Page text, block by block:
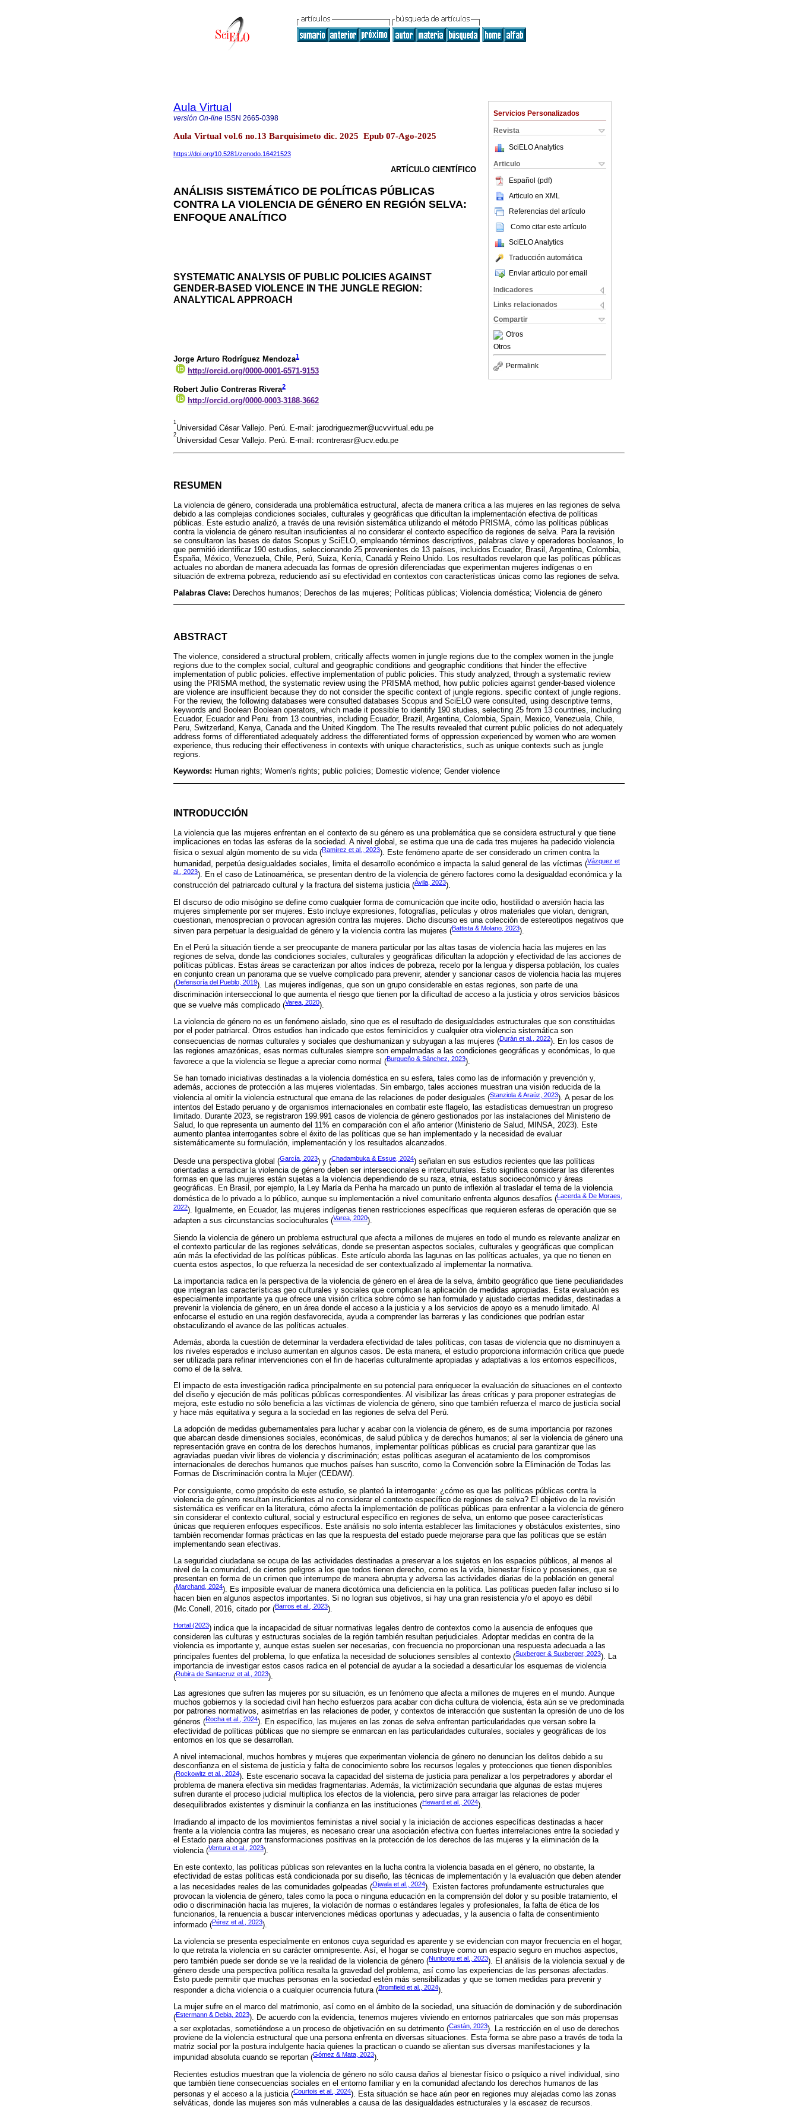
Servicios Personalizados
Revista
SciELO Analytics
Articulo
Español (pdf)
Articulo en XML
Referencias del artículo
Como citar este artículo
SciELO Analytics
Traducción automática
Enviar articulo por email
Indicadores
Links relacionados
Compartir
Otros
Otros
Permalink
Aula Virtual
versión On-line ISSN 2665-0398
Aula Virtual vol.6 no.13 Barquisimeto dic. 2025 Epub 07-Ago-2025
https://doi.org/10.5281/zenodo.16421523
ARTÍCULO CIENTÍFICO
ANÁLISIS SISTEMÁTICO DE POLÍTICAS PÚBLICAS
CONTRA LA VIOLENCIA DE GÉNERO EN REGIÓN SELVA:
ENFOQUE ANALÍTICO
SYSTEMATIC ANALYSIS OF PUBLIC POLICIES AGAINST
GENDER-BASED VIOLENCE IN THE JUNGLE REGION:
ANALYTICAL APPROACH
Jorge Arturo Rodríguez Mendoza1
http://orcid.org/0000-0001-6571-9153
Robert Julio Contreras Rivera2
http://orcid.org/0000-0003-3188-3662
1
Universidad César Vallejo. Perú. E-mail: jarodriguezmer@ucvvirtual.edu.pe
2
Universidad Cesar Vallejo. Perú. E-mail: rcontrerasr@ucv.edu.pe
RESUMEN
La violencia de género, considerada una problemática estructural, afecta de manera crítica a las mujeres en las regiones de selva
debido a las complejas condiciones sociales, culturales y geográficas que dificultan la implementación efectiva de políticas
públicas. Este estudio analizó, a través de una revisión sistemática utilizando el método PRISMA, cómo las políticas públicas
contra la violencia de género resultan insuficientes al no considerar el contexto específico de regiones de selva. Para la revisión
se consultaron las bases de datos Scopus y SciELO, empleando términos descriptivos, palabras clave y operadores booleanos, lo
que permitió identificar 190 estudios, seleccionando 25 provenientes de 13 países, incluidos Ecuador, Brasil, Argentina, Colombia,
España, México, Venezuela, Chile, Perú, Suiza, Kenia, Canadá y Reino Unido. Los resultados revelaron que las políticas públicas
actuales no abordan de manera adecuada las formas de opresión diferenciadas que experimentan mujeres indígenas o en
situación de extrema pobreza, reduciendo así su efectividad en contextos con características únicas como las regiones de selva.
Palabras Clave: Derechos humanos; Derechos de las mujeres; Políticas públicas; Violencia doméstica; Violencia de género
ABSTRACT
The violence, considered a structural problem, critically affects women in jungle regions due to the complex women in the jungle
regions due to the complex social, cultural and geographic conditions and geographic conditions that hinder the effective
implementation of public policies. effective implementation of public policies. This study analyzed, through a systematic review
using the PRISMA method, the systematic review using the PRISMA method, how public policies against gender-based violence
are violence are insufficient because they do not consider the specific context of jungle regions. specific context of jungle regions.
For the review, the following databases were consulted databases Scopus and SciELO were consulted, using descriptive terms,
keywords and Boolean Boolean operators, which made it possible to identify 190 studies, selecting 25 from 13 countries, including
Ecuador, Ecuador and Peru. from 13 countries, including Ecuador, Brazil, Argentina, Colombia, Spain, Mexico, Venezuela, Chile,
Peru, Switzerland, Kenya, Canada and the United Kingdom. The The results revealed that current public policies do not adequately
address forms of differentiated adequately address the differentiated forms of oppression experienced by women who are women
experience, thus reducing their effectiveness in contexts with unique characteristics, such as unique contexts such as jungle
regions.
Keywords: Human rights; Women's rights; public policies; Domestic violence; Gender violence
INTRODUCCIÓN
La violencia que las mujeres enfrentan en el contexto de su género es una problemática que se considera estructural y que tiene
implicaciones en todas las esferas de la sociedad. A nivel global, se estima que una de cada tres mujeres ha padecido violencia
física o sexual algún momento de su vida (Ramírez et al., 2023). Este fenómeno aparte de ser considerado un crimen contra la
humanidad, perpetúa desigualdades sociales, limita el desarrollo económico e impacta la salud general de las víctimas (Vázquez et
al., 2023). En el caso de Latinoamérica, se presentan dentro de la violencia de género factores como la desigualdad económica y la
construcción del patriarcado cultural y la fractura del sistema justicia (Ávila, 2023).
El discurso de odio misógino se define como cualquier forma de comunicación que incite odio, hostilidad o aversión hacia las
mujeres simplemente por ser mujeres. Esto incluye expresiones, fotografías, películas y otros materiales que violan, denigran,
cuestionan, menosprecian o provocan agresión contra las mujeres. Dicho discurso es una colección de estereotipos negativos que
sirven para perpetuar la desigualdad de género y la violencia contra las mujeres (Battista & Molano, 2023).
En el Perú la situación tiende a ser preocupante de manera particular por las altas tasas de violencia hacia las mujeres en las
regiones de selva, donde las condiciones sociales, culturales y geográficas dificultan la adopción y efectividad de las acciones de
políticas públicas. Estas áreas se caracterizan por altos índices de pobreza, recelo por la lengua y dispersa población, los cuales
en conjunto crean un panorama que se vuelve complicado para prevenir, atender y sancionar casos de violencia hacia las mujeres
(Defensoría del Pueblo, 2019). Las mujeres indígenas, que son un grupo considerable en estas regiones, son parte de una
discriminación interseccional lo que aumenta el riesgo que tienen por la dificultad de acceso a la justicia y otros servicios básicos
que se vuelve más complicado (Varea, 2020).
La violencia de género no es un fenómeno aislado, sino que es el resultado de desigualdades estructurales que son constituidas
por el poder patriarcal. Otros estudios han indicado que estos feminicidios y cualquier otra violencia sistemática son
consecuencias de normas culturales y sociales que deshumanizan y subyugan a las mujeres (Durán et al., 2022). En los casos de
las regiones amazónicas, esas normas culturales siempre son empalmadas a las condiciones geográficas y económicas, lo que
favorece a que la violencia se llegue a apreciar como normal (Burgueño & Sánchez, 2023).
Se han tomado iniciativas destinadas a la violencia doméstica en su esfera, tales como las de información y prevención y,
además, acciones de protección a las mujeres violentadas. Sin embargo, tales acciones muestran una visión reducida de la
violencia al omitir la violencia estructural que emana de las relaciones de poder desiguales (Stanziola & Araúz, 2023). A pesar de los
intentos del Estado peruano y de organismos internacionales en combatir este flagelo, las estadísticas demuestran un progreso
limitado. Durante 2023, se registraron 199.991 casos de violencia de género gestionados por las instalaciones del Ministerio de
Salud, lo que representa un aumento del 11% en comparación con el año anterior (Ministerio de Salud, MINSA, 2023). Este
aumento plantea interrogantes sobre el éxito de las políticas que se han implementado y la necesidad de evaluar
sistemáticamente su formulación, implementación y los resultados alcanzados.
Desde una perspectiva global (García, 2023) y (Chadambuka & Essue, 2024) señalan en sus estudios recientes que las políticas
orientadas a erradicar la violencia de género deben ser interseccionales e interculturales. Esto significa considerar las diferentes
formas en que las mujeres están sujetas a la violencia dependiendo de su raza, etnia, estatus socioeconómico y áreas
geográficas. En Brasil, por ejemplo, la Ley María da Penha ha marcado un punto de inflexión al trasladar el tema de la violencia
doméstica de lo privado a lo público, aunque su implementación a nivel comunitario enfrenta algunos desafíos ( Lacerda & De Moraes,
2022). Igualmente, en Ecuador, las mujeres indígenas tienen restricciones específicas que requieren esferas de operación que se
adapten a sus circunstancias socioculturales (Varea, 2020).
Siendo la violencia de género un problema estructural que afecta a millones de mujeres en todo el mundo es relevante analizar en
el contexto particular de las regiones selváticas, donde se presentan aspectos sociales, culturales y geográficas que complican
aún más la efectividad de las políticas públicas. Este artículo aborda las lagunas en las políticas actuales, ya que no tienen en
cuenta estos aspectos, lo que refuerza la necesidad de ser contextualizado al implementar la normativa.
La importancia radica en la perspectiva de la violencia de género en el área de la selva, ámbito geográfico que tiene peculiaridades
que integran las características geo culturales y sociales que complican la aplicación de medidas apropiadas. Esta evaluación es
especialmente importante ya que ofrece una visión crítica sobre cómo se han formulado y ajustado ciertas medidas, destinadas a
prevenir la violencia de género, en un área donde el acceso a la justicia y a los servicios de apoyo es a menudo limitado. Al
enfocarse el estudio en una región desfavorecida, ayuda a comprender las barreras y las condiciones que podrían estar
obstaculizando el avance de las políticas actuales.
Además, aborda la cuestión de determinar la verdadera efectividad de tales políticas, con tasas de violencia que no disminuyen a
los niveles esperados e incluso aumentan en algunos casos. De esta manera, el estudio proporciona información crítica que puede
ser utilizada para refinar intervenciones con el fin de hacerlas culturalmente apropiadas y adaptativas a los entornos específicos,
como el de la selva.
El impacto de esta investigación radica principalmente en su potencial para enriquecer la evaluación de situaciones en el contexto
del diseño y ejecución de más políticas públicas correspondientes. Al visibilizar las áreas críticas y para proponer estrategias de
mejora, este estudio no sólo beneficia a las víctimas de violencia de género, sino que también refuerza el marco de justicia social
y hace más equitativa y segura a la sociedad en las regiones de selva del Perú.
La adopción de medidas gubernamentales para luchar y acabar con la violencia de género, es de suma importancia por razones
que abarcan desde dimensiones sociales, económicas, de salud pública y de derechos humanos; al ser la violencia de género una
representación grave en contra de los derechos humanos, implementar políticas públicas es crucial para garantizar que las
agraviadas puedan vivir libres de violencia y discriminación; estas políticas aseguran el acatamiento de los compromisos
internacionales de derechos humanos que muchos países han suscrito, como la Convención sobre la Eliminación de Todas las
Formas de Discriminación contra la Mujer (CEDAW).
Por consiguiente, como propósito de este estudio, se planteó la interrogante: ¿cómo es que las políticas públicas contra la
violencia de género resultan insuficientes al no considerar el contexto específico de regiones de selva? El objetivo de la revisión
sistemática es verificar en la literatura, cómo afecta la implementación de políticas públicas para enfrentar a la violencia de género
sin considerar el contexto cultural, social y estructural específico en regiones de selva, un entorno que posee características
únicas que requieren enfoques específicos. Este análisis no solo intenta establecer las limitaciones y obstáculos existentes, sino
también recomendar formas prácticas en las que la respuesta del estado puede mejorarse para que las políticas que se están
implementando sean efectivas.
La seguridad ciudadana se ocupa de las actividades destinadas a preservar a los sujetos en los espacios públicos, al menos al
nivel de la comunidad, de ciertos peligros a los que todos tienen derecho, como es la vida, bienestar físico y posesiones, que se
presentan en forma de un crimen que interrumpe de manera abrupta y adversa las actividades diarias de la población en general
(Marchand, 2024). Es imposible evaluar de manera dicotómica una deficiencia en la política. Las políticas pueden fallar incluso si lo
hacen bien en algunos aspectos importantes. Si no logran sus objetivos, si hay una gran resistencia y/o el apoyo es débil
(Mc.Conell, 2016, citado por (Barros et al., 2023).
Hortal (2023) indica que la incapacidad de situar normativas legales dentro de contextos como la ausencia de enfoques que
consideren las culturas y estructuras sociales de la región también resultan perjudiciales. Adoptar medidas en contra de la
violencia es importante y, aunque estas suelen ser necesarias, con frecuencia no proporcionan una respuesta adecuada a las
principales fuentes del problema, lo que enfatiza la necesidad de soluciones sensibles al contexto (Suxberger & Suxberger, 2023). La
importancia de investigar estos casos radica en el potencial de ayudar a la sociedad a desarticular los esquemas de violencia
(Rubira de Santacruz et al., 2023).
Las agresiones que sufren las mujeres por su situación, es un fenómeno que afecta a millones de mujeres en el mundo. Aunque
muchos gobiernos y la sociedad civil han hecho esfuerzos para acabar con dicha cultura de violencia, ésta aún se ve predominada
por patrones normativos, asimetrías en las relaciones de poder, y contextos de interacción que sustentan la opresión de uno de los
géneros (Rocha et al., 2024). En específico, las mujeres en las zonas de selva enfrentan particularidades que versan sobre la
efectividad de políticas públicas que no siempre se enmarcan en las particularidades culturales, sociales y geográficas de los
entornos en los que se desarrollan.
A nivel internacional, muchos hombres y mujeres que experimentan violencia de género no denuncian los delitos debido a su
desconfianza en el sistema de justicia y falta de conocimiento sobre los recursos legales y protecciones que tienen disponibles
(Rockowitz et al., 2024). Este escenario socava la capacidad del sistema de justicia para penalizar a los perpetradores y abordar el
problema de manera efectiva sin medidas fragmentarias. Además, la victimización secundaria que algunas de estas mujeres
sufren durante el proceso judicial multiplica los efectos de la violencia, pero sirve para arraigar las relaciones de poder
desequilibrados existentes y disminuir la confianza en las instituciones (Heward et al., 2024).
Irradiando al impacto de los movimientos feministas a nivel social y la iniciación de acciones específicas destinadas a hacer
frente a la violencia contra las mujeres, es necesario crear una asociación efectiva con fuertes interrelaciones entre la sociedad y
el Estado para abogar por transformaciones positivas en la protección de los derechos de las mujeres y la eliminación de la
violencia (Ventura et al., 2023).
En este contexto, las políticas públicas son relevantes en la lucha contra la violencia basada en el género, no obstante, la
efectividad de estas políticas está condicionada por su diseño, las técnicas de implementación y la evaluación que deben atender
a las necesidades reales de las comunidades golpeadas (Ojwala et al., 2024). Existen factores profundamente estructurales que
provocan la violencia de género, tales como la poca o ninguna educación en la comprensión del dolor y su posible tratamiento, el
odio o discriminación hacia las mujeres, la violación de normas o estándares legales y profesionales, la falta de ética de los
funcionarios, la renuencia a buscar intervenciones médicas oportunas y adecuadas, y la ausencia o falta de consentimiento
informado (Pérez et al., 2023).
La violencia se presenta especialmente en entonos cuya seguridad es aparente y se evidencian con mayor frecuencia en el hogar,
lo que retrata la violencia en su carácter omnipresente. Así, el hogar se construye como un espacio seguro en muchos aspectos,
pero también puede ser donde se ve la realidad de la violencia de género (Nunbogu et al., 2023). El análisis de la violencia sexual y de
género desde una perspectiva política resalta la gravedad del problema, así como las experiencias de las personas afectadas.
Esto puede permitir que muchas personas en la sociedad estén más sensibilizadas y que se tomen medidas para prevenir y
responder a dicha violencia o a cualquier ocurrencia futura (Bromfield et al., 2024).
La mujer sufre en el marco del matrimonio, así como en el ámbito de la sociedad, una situación de dominación y de subordinación
(Estermann & Debia, 2023). De acuerdo con la evidencia, tenemos mujeres viviendo en entornos patriarcales que son más propensas
a ser explotadas, sometiéndose a un proceso de objetivación en su detrimento (Castán, 2023). La restricción en el uso de derechos
proviene de la violencia estructural que una persona enfrenta en diversas situaciones. Esta forma se abre paso a través de toda la
matriz social por la postura indulgente hacia quienes la practican o cuando se alientan sus diversas manifestaciones y la
impunidad absoluta cuando se reportan (Gómez & Mata, 2023).
Recientes estudios muestran que la violencia de género no sólo causa daños al bienestar físico o psíquico a nivel individual, sino
que también tiene consecuencias sociales en el entorno familiar y en la comunidad afectando los derechos humanos de las
personas y el acceso a la justicia (Courtois et al., 2024). Esta situación se hace aún peor en regiones muy alejadas como las zonas
selváticas, donde las mujeres son más vulnerables a causa de las desigualdades estructurales y la escasez de recursos.